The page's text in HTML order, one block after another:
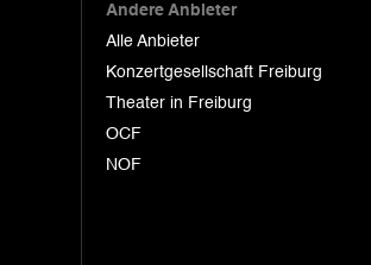
Andere Anbieter
Alle Anbieter
Konzertgesellschaft Freiburg
Theater in Freiburg
OCF
NOF